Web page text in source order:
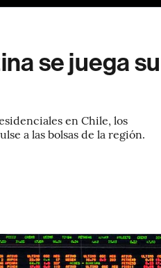
se juega su
en Chile, los
a las bolsas de la región.